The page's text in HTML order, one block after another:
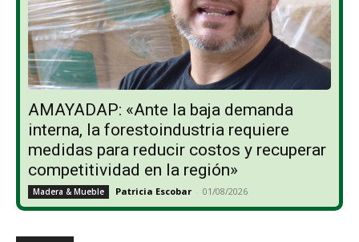
AMAYADAP: «Ante la baja demanda
interna, la forestoindustria requiere
medidas para reducir costos y recuperar
competitividad en la región»
Madera & Mueble Patricia Escobar - 01/08/2026